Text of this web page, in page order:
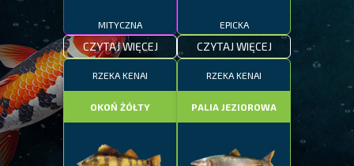
MITYCZNA
CZYTAJ WIĘCEJ
EPICKA
CZYTAJ WIĘCEJ
RZEKA KENAI
OKOŃ ŻÓŁTY
RZEKA KENAI
PALIA JEZIOROWA